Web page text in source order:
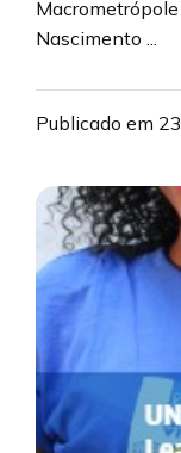
Nascimento ...
Publicado em